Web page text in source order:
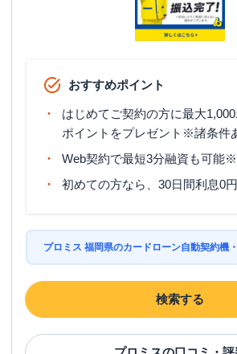
おすすめポイント
はじめてご契約の方に最大
ポイントをプレゼント※諸条件
Web契約で最短3分融資も可能※
初めての方なら、30日間利息0
プロミス 福岡県のカードローン自動契約機
検索する